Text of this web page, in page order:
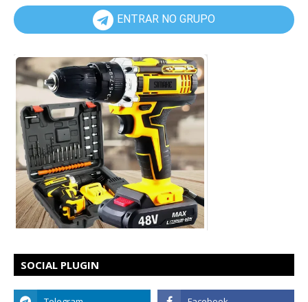
ENTRAR NO GRUPO
SOCIAL PLUGIN